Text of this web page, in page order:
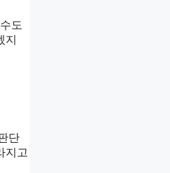
도
단
지고